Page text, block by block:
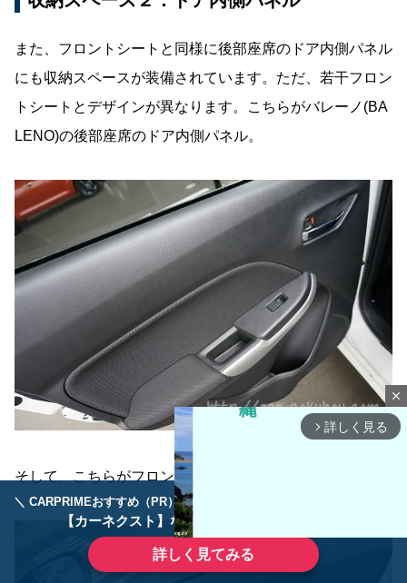
＼ CARPRIMEおすすめ（PR） ／
【カーネクスト】ならどんなクルマも高価買取
詳しく見てみる
また、フロントシートと同様に後部座席のドア内側パネル
にも収納スペースが装備されています。ただ、若干フロン
トシートとデザインが異なります。こちらがバレーノ(BA
LENO)の後部座席のドア内側パネル。
そして、こちらがフロントシート用。
close
arrow_forward_ios 詳しく見る